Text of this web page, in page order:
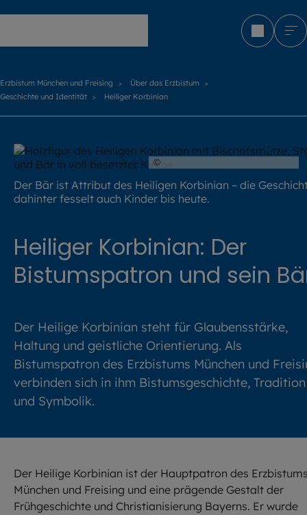
Erzbistum München und Freising
Über das Erzbistum
Geschichte und Identität
Heiliger Korbinian
©
Der Bär ist Attribut des Heiligen Korbinian – die
dahinter fesselt auch Kinder bis heute.
Heiliger Korbinian: Der
Bistumspatron und sein
Der Heilige Korbinian steht für Glaubensstärke,
Haltung und geistliche Orientierung. Als
Bistumspatron des Erzbistums München und
verbinden sich in ihm Bistumsgeschichte, Tradition
und Symbolik.
Der Heilige Korbinian ist der Hauptpatron des
München und Freising und eine prägende Gestalt der
Frühgeschichte und Christianisierung Bayerns. Er wurde